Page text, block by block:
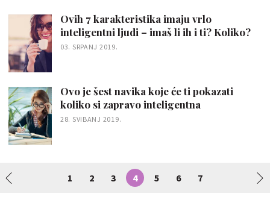
Ovih 7 karakteristika imaju vrlo
inteligentni ljudi – imaš li ih i ti? Koliko?
03. SRPANJ 2019.
Ovo je šest navika koje će ti pokazati
koliko si zapravo inteligentna
28. SVIBANJ 2019.
1 2 3 4 5 6 7